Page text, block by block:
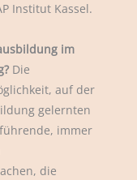
Institut Kassel.
im
Die
auf der
gelernten
immer
die